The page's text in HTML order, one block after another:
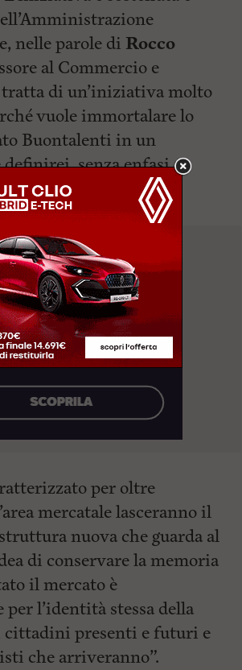
nelle parole di Rocco
al Commercio e
di un’iniziativa molto
vuole immortalare lo
Buontalenti in un
definirei, senza enfasi,
le vecchie strutture
per oltre
mercatale lasceranno il
nuova che guarda al
di conservare la memoria
il mercato è
l’identità stessa della
cittadini presenti e futuri e
che arriveranno”.